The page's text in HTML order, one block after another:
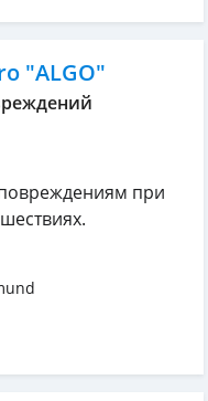
"ALGO"
при